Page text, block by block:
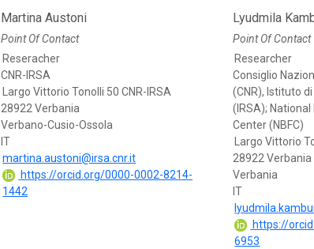
Martina Austoni
Point Of Contact
Reseracher
CNR-IRSA
Largo Vittorio Tonolli 50 CNR-IRSA
28922 Verbania
Verbano-Cusio-Ossola
IT
martina.austoni@irsa.cnr.it
https://orcid.org/0000-0002-8214-
1442
Lyudmila
Point Of Contact
Researcher
Consiglio
(CNR), Istituto
(IRSA);
Center (NBFC)
Largo Vittorio
28922 Verbania
Verbania
IT
https://
6953